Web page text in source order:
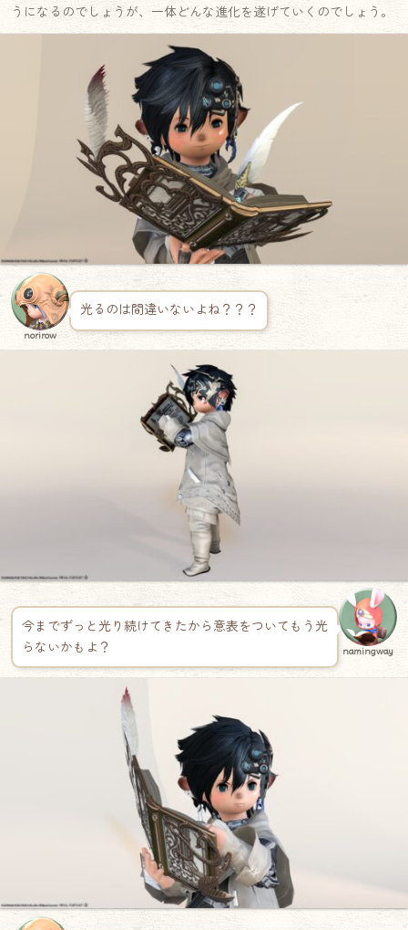
うになるのでしょうが、一体どんな進化を遂げていくのでしょう。
norirow
光るのは間違いないよね？？？
今までずっと光り続けてきたから意表をついてもう光
らないかもよ？
namingway